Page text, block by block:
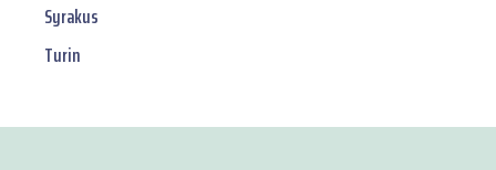
Syrakus
Turin